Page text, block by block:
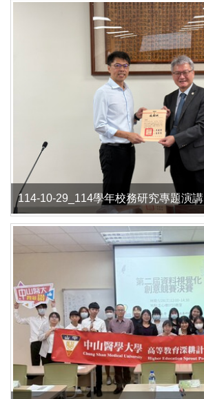
114-10-29_114學年校務研究專題演講